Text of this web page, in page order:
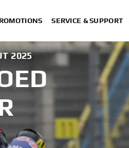
SERVICE & SUPPORT
2025